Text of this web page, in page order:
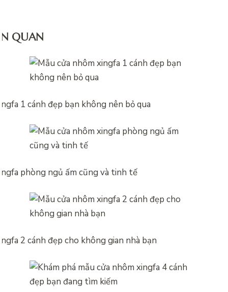
QUAN
1 cánh đẹp bạn không nên bỏ qua
phòng ngủ ấm cũng và tinh tế
2 cánh đẹp cho không gian nhà bạn